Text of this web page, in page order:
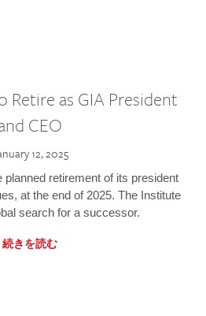
Retire as GIA President
CEO
12, 2025
planned retirement of its president
at the end of 2025. The Institute
search for a successor.
続きを読む